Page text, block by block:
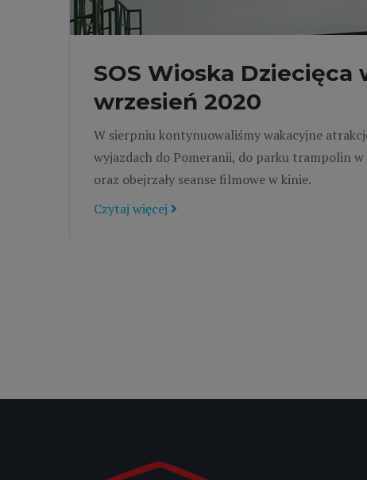
SOS Wioska Dziecięca
wrzesień 2020
W sierpniu kontynuowaliśmy wakacyjne
wyjazdach do Pomeranii, do parku trampolin w
oraz obejrzały seanse filmowe w kinie.
Czytaj więcej